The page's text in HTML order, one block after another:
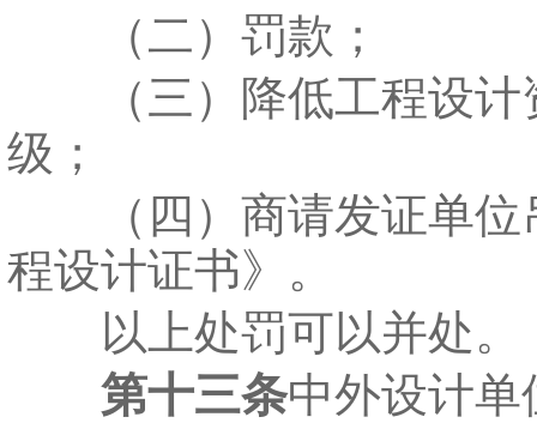
（二）罚款；
（三）降低工程设计
级；
（四）商请发证单位
程设计证书》。
以上处罚可以并处。
第十三条中外设计单